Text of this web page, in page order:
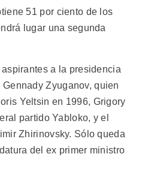
51 por ciento de los
lugar una segunda
a la presidencia
Zyuganov, quien
Yeltsin en 1996, Grigory
partido Yabloko, y el
Zhirinovsky. Sólo queda
del ex primer ministro